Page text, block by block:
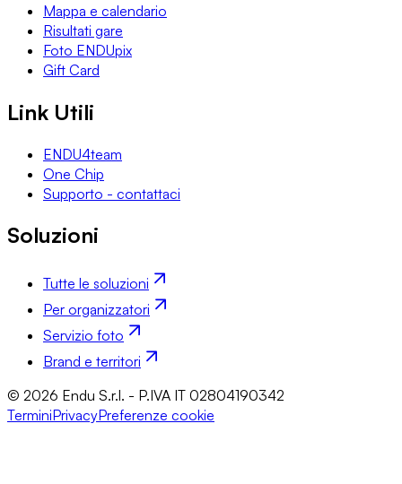
Mappa e calendario
Risultati gare
Foto ENDUpix
Gift Card
Link Utili
ENDU4team
One Chip
Supporto - contattaci
Soluzioni
Tutte le soluzioni
Per organizzatori
Servizio foto
Brand e territori
© 2026 Endu S.r.l. - P.IVA IT 02804190342
TerminiPrivacyPreferenze cookie